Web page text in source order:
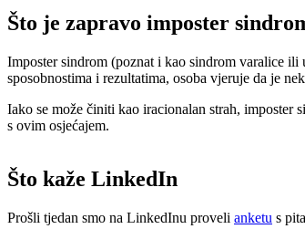
Što je zapravo imposter
Imposter sindrom (poznat i kao sindrom varalice
sposobnostima i rezultatima, osoba vjeruje da je
Iako se može činiti kao iracionalan strah, imposter
s ovim osjećajem.
Što kaže LinkedIn
Prošli tjedan smo na LinkedInu proveli anketu s